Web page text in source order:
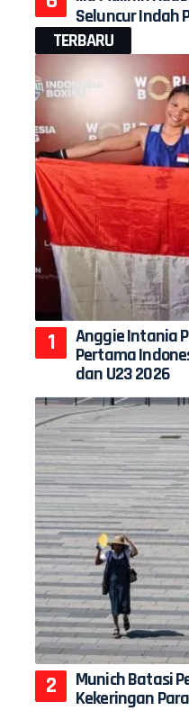
Seluncur Indah
TERBARU
Anggie Intania
Pertama
dan U23 2026
Munich Batasi
Kekeringan